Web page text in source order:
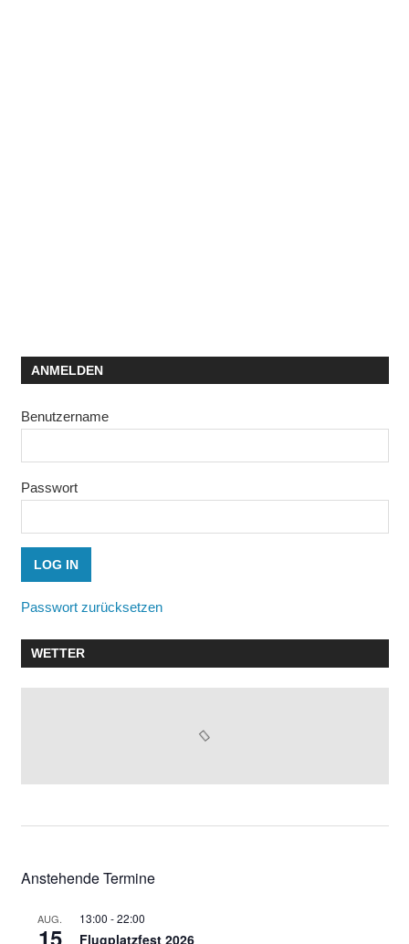
ANMELDEN
Benutzername
Passwort
Passwort zurücksetzen
WETTER
Anstehende Termine
AUG.
15
13:00 -22:00
Flugplatzfest 2026